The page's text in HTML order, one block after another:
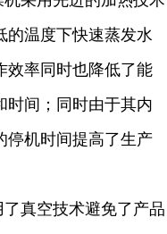
的温度下快速蒸发水
效率同时也降低了能
时间；同时由于其内
停机时间提高了生产
真空技术避免了产品